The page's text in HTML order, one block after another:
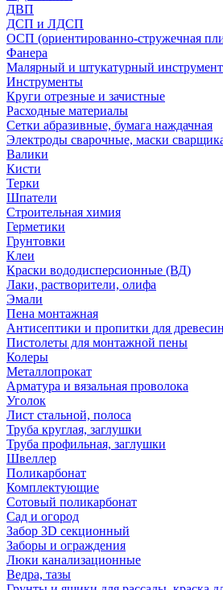
ДВП
ДСП и ЛДСП
ОСП (ориентированно-стружечная
Фанера
Малярный и штукатурный инструмент
Инструменты
Круги отрезные и зачистные
Расходные материалы
Сетки абразивные, бумага наждачная
Электроды сварочные, маски
Валики
Кисти
Терки
Шпатели
Строительная химия
Герметики
Грунтовки
Клеи
Краски вододисперсионные (ВД)
Лаки, растворители, олифа
Эмали
Пена монтажная
Антисептики и пропитки для
Пистолеты для монтажной пены
Колеры
Металлопрокат
Арматура и вязальная проволока
Уголок
Лист стальной, полоса
Труба круглая, заглушки
Труба профильная, заглушки
Швеллер
Поликарбонат
Комплектующие
Сотовый поликарбонат
Сад и огород
Забор 3D секционный
Заборы и ограждения
Люки канализационные
Ведра, тазы